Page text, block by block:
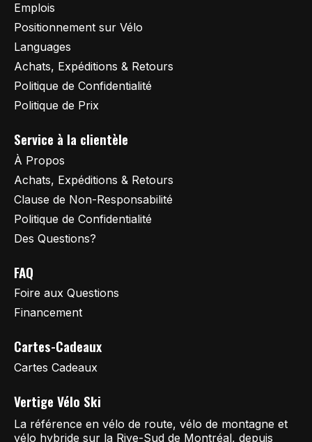
Emplois
Positionnement sur Vélo
Languages
Achats, Expéditions & Retours
Politique de Confidentialité
Politique de Prix
Service à la clientèle
À Propos
Achats, Expéditions & Retours
Clause de Non-Responsabilité
Politique de Confidentialité
Des Questions?
FAQ
Foire aux Questions
Financement
Cartes-Cadeaux
Cartes Cadeaux
Vertige Vélo Ski
La référence en vélo de route, vélo de montagne et
vélo hybride sur la Rive-Sud de Montréal, depuis